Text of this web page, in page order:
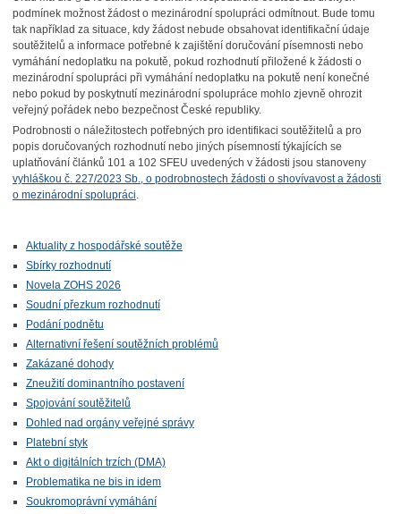
podmínek možnost žádost o mezinárodní spolupráci odmítnout. Bude tomu
tak například za situace, kdy žádost nebude obsahovat identifikační údaje
soutěžitelů a informace potřebné k zajištění doručování písemnosti nebo
vymáhání nedoplatku na pokutě, pokud rozhodnutí přiložené k žádosti o
mezinárodní spolupráci při vymáhání nedoplatku na pokutě není konečné
nebo pokud by poskytnutí mezinárodní spolupráce mohlo zjevně ohrozit
veřejný pořádek nebo bezpečnost České republiky.
Podrobnosti o náležitostech potřebných pro identifikaci soutěžitelů a pro
popis doručovaných rozhodnutí nebo jiných písemností týkajících se
uplatňování článků 101 a 102 SFEU uvedených v žádosti jsou stanoveny
vyhláškou č. 227/2023 Sb., o podrobnostech žádosti o shovívavost a žádosti
o mezinárodní spolupráci.
Aktuality z hospodářské soutěže
Sbírky rozhodnutí
Novela ZOHS 2026
Soudní přezkum rozhodnutí
Podání podnětu
Alternativní řešení soutěžních problémů
Zakázané dohody
Zneužití dominantního postavení
Spojování soutěžitelů
Dohled nad orgány veřejné správy
Platební styk
Akt o digitálních trzích (DMA)
Problematika ne bis in idem
Soukromoprávní vymáhání